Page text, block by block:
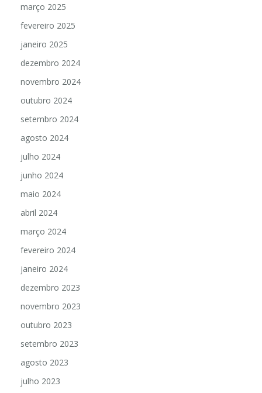
março 2025
fevereiro 2025
janeiro 2025
dezembro 2024
novembro 2024
outubro 2024
setembro 2024
agosto 2024
julho 2024
junho 2024
maio 2024
abril 2024
março 2024
fevereiro 2024
janeiro 2024
dezembro 2023
novembro 2023
outubro 2023
setembro 2023
agosto 2023
julho 2023